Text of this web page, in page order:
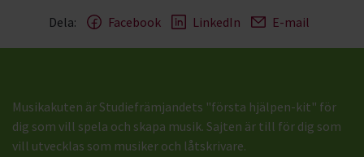
Dela: Facebook LinkedIn E-mail
Musikakuten är Studiefrämjandets "första hjälpen-kit" för
dig som vill spela och skapa musik. Sajten är till för dig som
vill utvecklas som musiker och låtskrivare.